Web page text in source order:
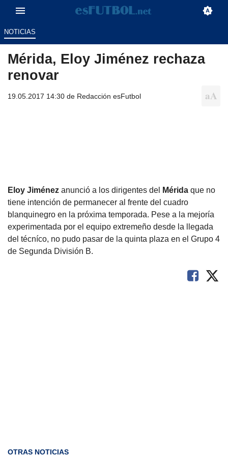
NOTICIAS
Mérida, Eloy Jiménez rechaza
renovar
19.05.2017 14:30 de Redacción esFutbol
Eloy Jiménez anunció a los dirigentes del Mérida que no
tiene intención de permanecer al frente del cuadro
blanquinegro en la próxima temporada. Pese a la mejoría
experimentada por el equipo extremeño desde la llegada
del técníco, no pudo pasar de la quinta plaza en el Grupo 4
de Segunda División B.​
OTRAS NOTICIAS